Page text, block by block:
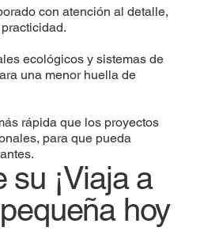
con atención al detalle,
ecológicos y sistemas de
una menor huella de
rápida que los proyectos
para que pueda
su ¡Viaja a
hoy